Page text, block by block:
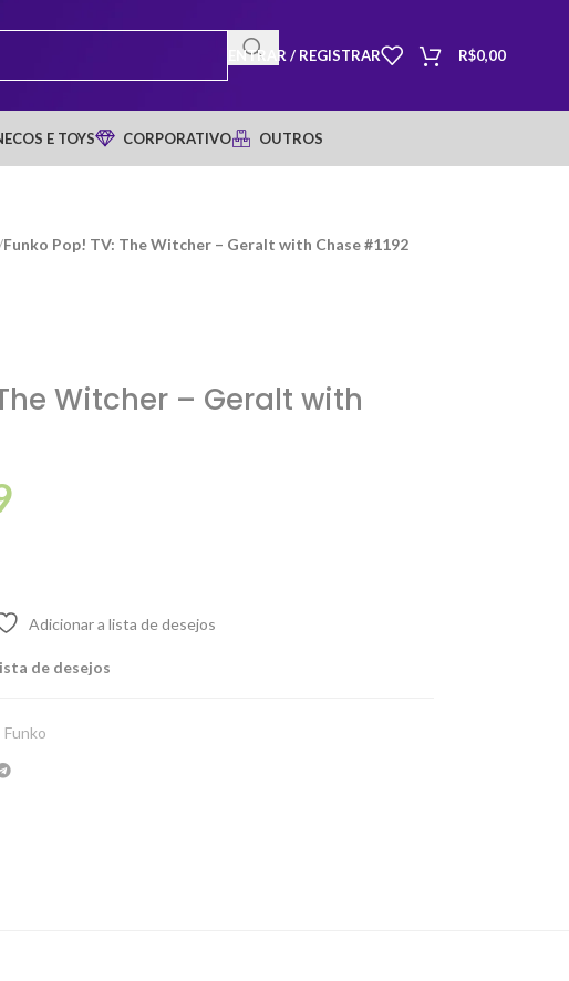
ENTRAR / REGISTRAR R$0,00
E TOYS CORPORATIVO OUTROS
/Funko Pop! TV: The Witcher – Geralt with Chase #1192
Witcher – Geralt with
Adicionar a lista de desejos
de desejos
Funko